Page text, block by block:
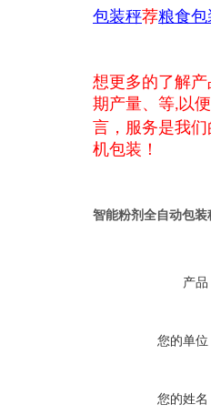
包装秤荐粮食包
想更多的了解
期产量、等,以
言，服务是我
机包装！
智能粉剂全自动包装
产品
您的单位
您的姓名